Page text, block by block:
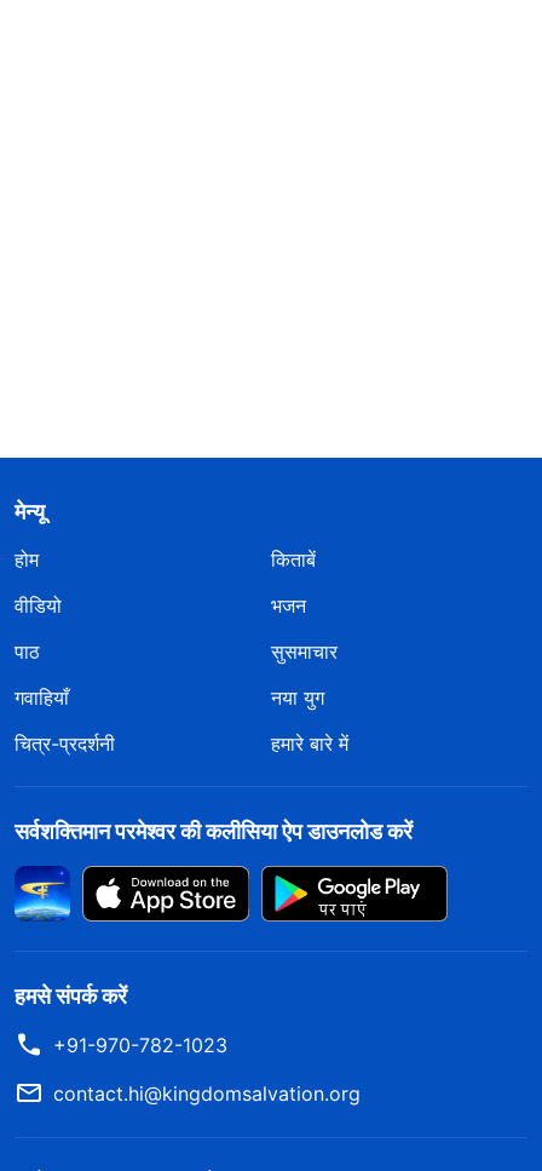
मेन्यू
होम
किताबें
वीडियो
भजन
पाठ
सुसमाचार
गवाहियाँ
नया युग
चित्र-प्रदर्शनी
हमारे बारे में
सर्वशक्तिमान परमेश्वर की कलीसिया ऐप डाउनलोड करें
हमसे संपर्क करें
+91-970-782-1023
contact.hi@kingdomsalvation.org